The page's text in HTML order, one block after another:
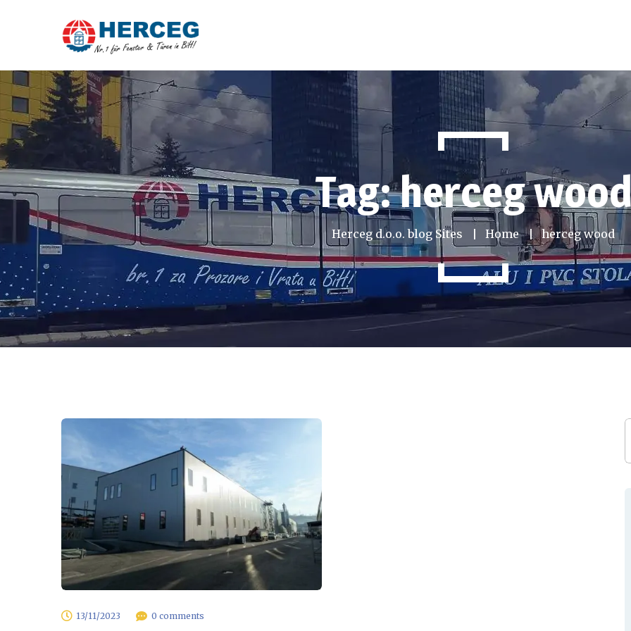
Tag: herceg
Herceg d.o.o. blog Sites Home herceg wood
13/11/2023 0 comments